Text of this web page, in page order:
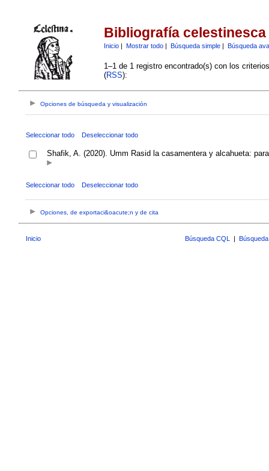
Bibliografía celestinesca
Inicio| Mostrar todo| Búsqueda simple| Búsqueda
1–1 de 1 registro encontrado(s) con los
(RSS):
Opciones de búsqueda y visualización
Seleccionar todo Deseleccionar todo
Shafik, A. (2020). Umm Rasid la casamentera y alcahueta:
Seleccionar todo Deseleccionar todo
Opciones, de exportaci&oacute;n y de cita
Inicio Búsqueda CQL |